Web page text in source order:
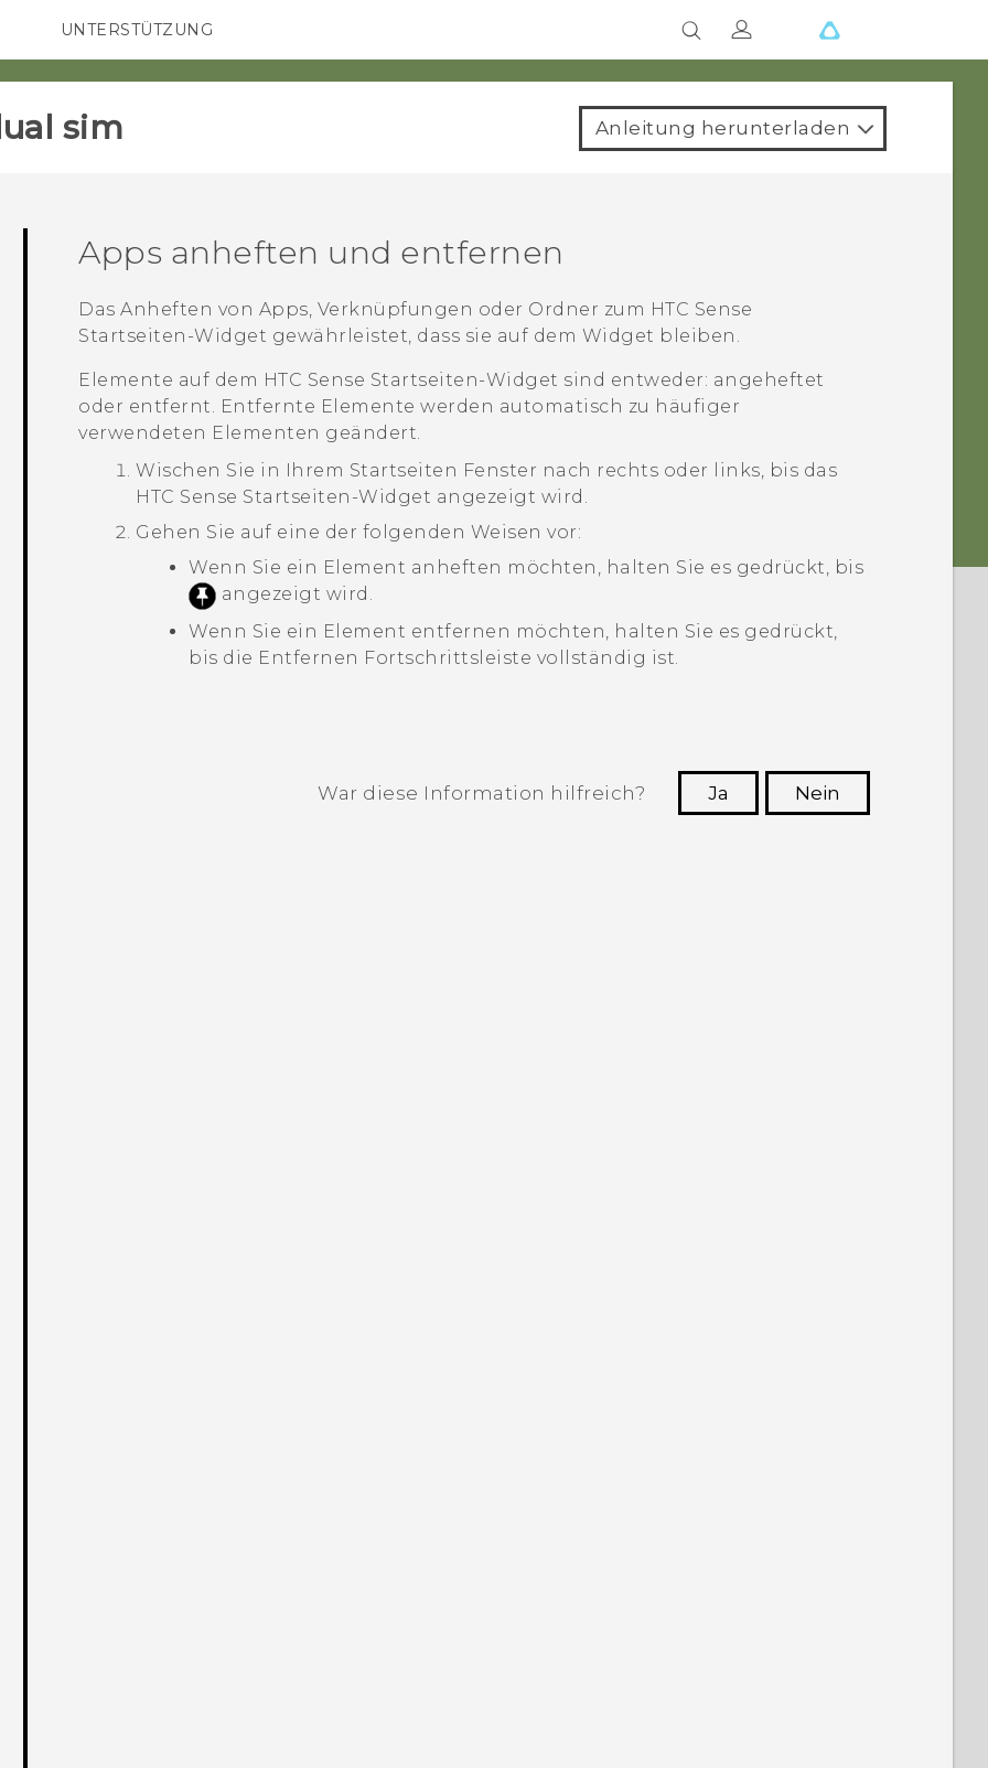
SMARTPHONES
UNTERSTÜTZUNG
HTC-Geräte und Zubehör
sim‎ Anleitung herunterladen
Apps anheften und entfernen
Das Anheften von Apps, Verknüpfungen oder Ordner zum HTC Sense
Startseiten-Widget gewährleistet, dass sie auf dem Widget bleiben.
Elemente auf dem HTC Sense Startseiten-Widget sind entweder: angeheftet
oder entfernt. Entfernte Elemente werden automatisch zu häufiger
verwendeten Elementen geändert.
Wischen Sie in Ihrem Startseiten Fenster nach rechts oder links, bis das
HTC Sense Startseiten-Widget angezeigt wird.
Gehen Sie auf eine der folgenden Weisen vor:
Wenn Sie ein Element anheften möchten, halten Sie es gedrückt, bis
angezeigt wird.
Wenn Sie ein Element entfernen möchten, halten Sie es gedrückt,
bis die Entfernen Fortschrittsleiste vollständig ist.
War diese Information hilfreich? Ja
Nein